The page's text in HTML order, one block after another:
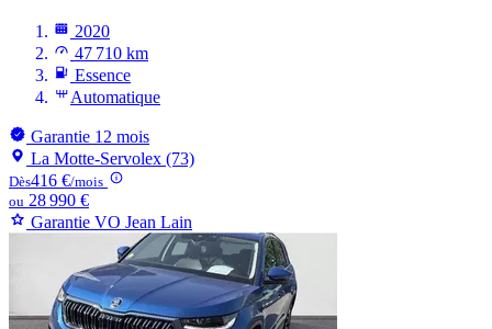
2020
47 710 km
Essence
Automatique
Garantie 12 mois
La Motte-Servolex (73)
Dès416 €/mois
ou 28 990 €
Garantie VO Jean Lain